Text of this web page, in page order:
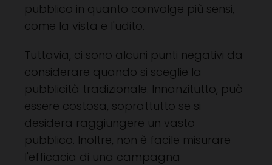
pubblico in quanto coinvolge più sensi,
come la vista e l'udito.
Tuttavia, ci sono alcuni punti negativi da
considerare quando si sceglie la
pubblicità tradizionale. Innanzitutto, può
essere costosa, soprattutto se si
desidera raggiungere un vasto
pubblico. Inoltre, non è facile misurare
l'efficacia di una campagna